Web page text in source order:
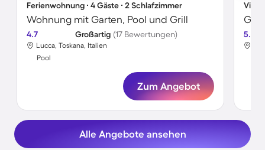
Ferienwohnung ∙ 4 Gäste ∙ 2 Schlafzimmer
Wohnung mit Garten, Pool und Grill
4.7 Großartig (17 Bewertungen)
Lucca, Toskana, Italien
Pool
Zum Angebot
Villa
5.0
Alle Angebote ansehen